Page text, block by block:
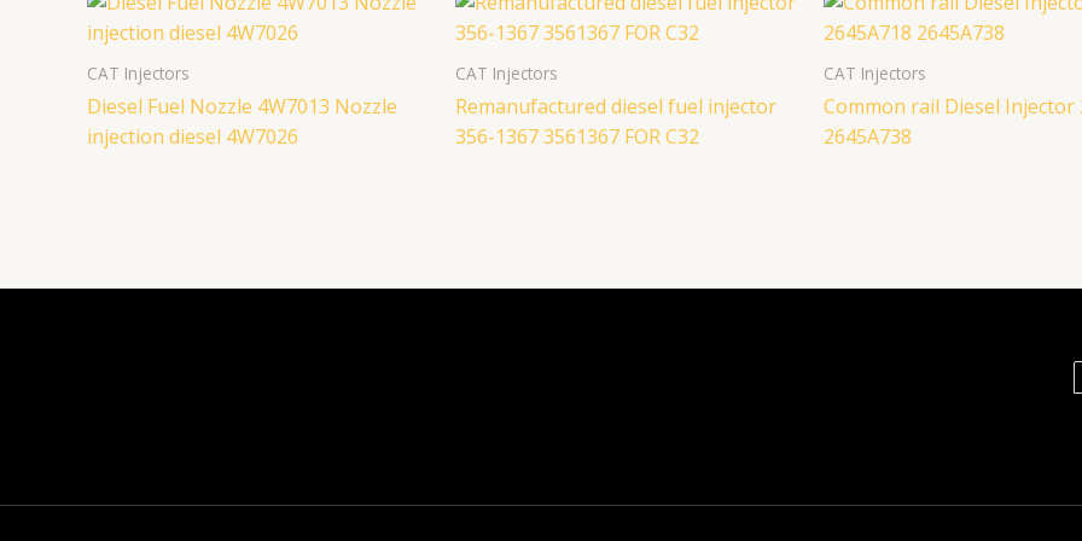
CAT Injectors
Diesel Fuel Nozzle 4W7013 Nozzle
injection diesel 4W7026
CAT Injectors
Remanufactured diesel fuel injector
356-1367 3561367 FOR C32
CAT Injectors
Common rail Diesel Injector
2645A738